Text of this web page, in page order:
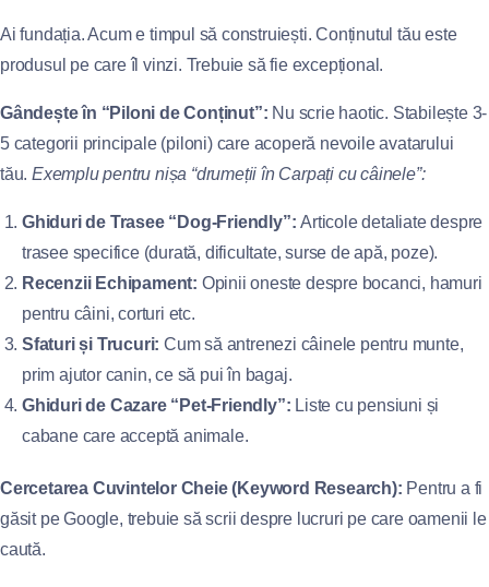
Ai fundația. Acum e timpul să construiești. Conținutul tău este
produsul pe care îl vinzi. Trebuie să fie excepțional.
Gândește în “Piloni de Conținut”: Nu scrie haotic. Stabilește 3-
5 categorii principale (piloni) care acoperă nevoile avatarului
tău. Exemplu pentru nișa “drumeții în Carpați cu câinele”:
Ghiduri de Trasee “Dog-Friendly”: Articole detaliate despre
trasee specifice (durată, dificultate, surse de apă, poze).
Recenzii Echipament: Opinii oneste despre bocanci, hamuri
pentru câini, corturi etc.
Sfaturi și Trucuri: Cum să antrenezi câinele pentru munte,
prim ajutor canin, ce să pui în bagaj.
Ghiduri de Cazare “Pet-Friendly”: Liste cu pensiuni și
cabane care acceptă animale.
Cercetarea Cuvintelor Cheie (Keyword Research): Pentru a fi
găsit pe Google, trebuie să scrii despre lucruri pe care oamenii le
caută.